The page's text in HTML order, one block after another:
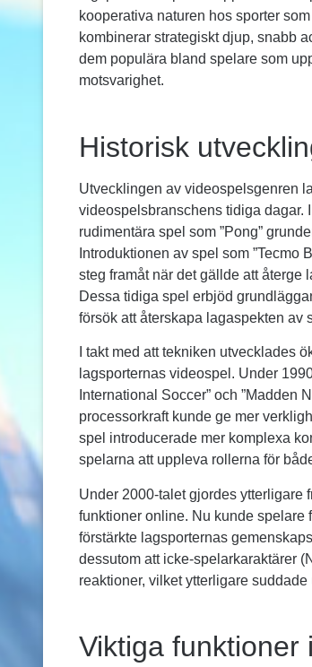
kooperativa naturen hos sporter
kombinerar strategiskt djup, snabb
dem populära bland spelare som
motsvarighet.
Historisk
Utvecklingen av videospelsgenren
videospelsbranschens tidiga dagar.
rudimentära spel som ”Pong”
Introduktionen av spel som ”Tecmo
steg framåt när det gällde att återge
Dessa tidiga spel erbjöd
försök att återskapa lagaspekten av
I takt med att tekniken utvecklades
lagsporternas videospel. Under
International Soccer” och ”Madden
processorkraft kunde ge mer
spel introducerade mer komplexa
spelarna att uppleva rollerna för
Under 2000-talet gjordes ytterligare
funktioner online. Nu kunde spelare
förstärkte lagsporternas
dessutom att icke-spelarkaraktärer
reaktioner, vilket ytterligare
Viktiga funktioner